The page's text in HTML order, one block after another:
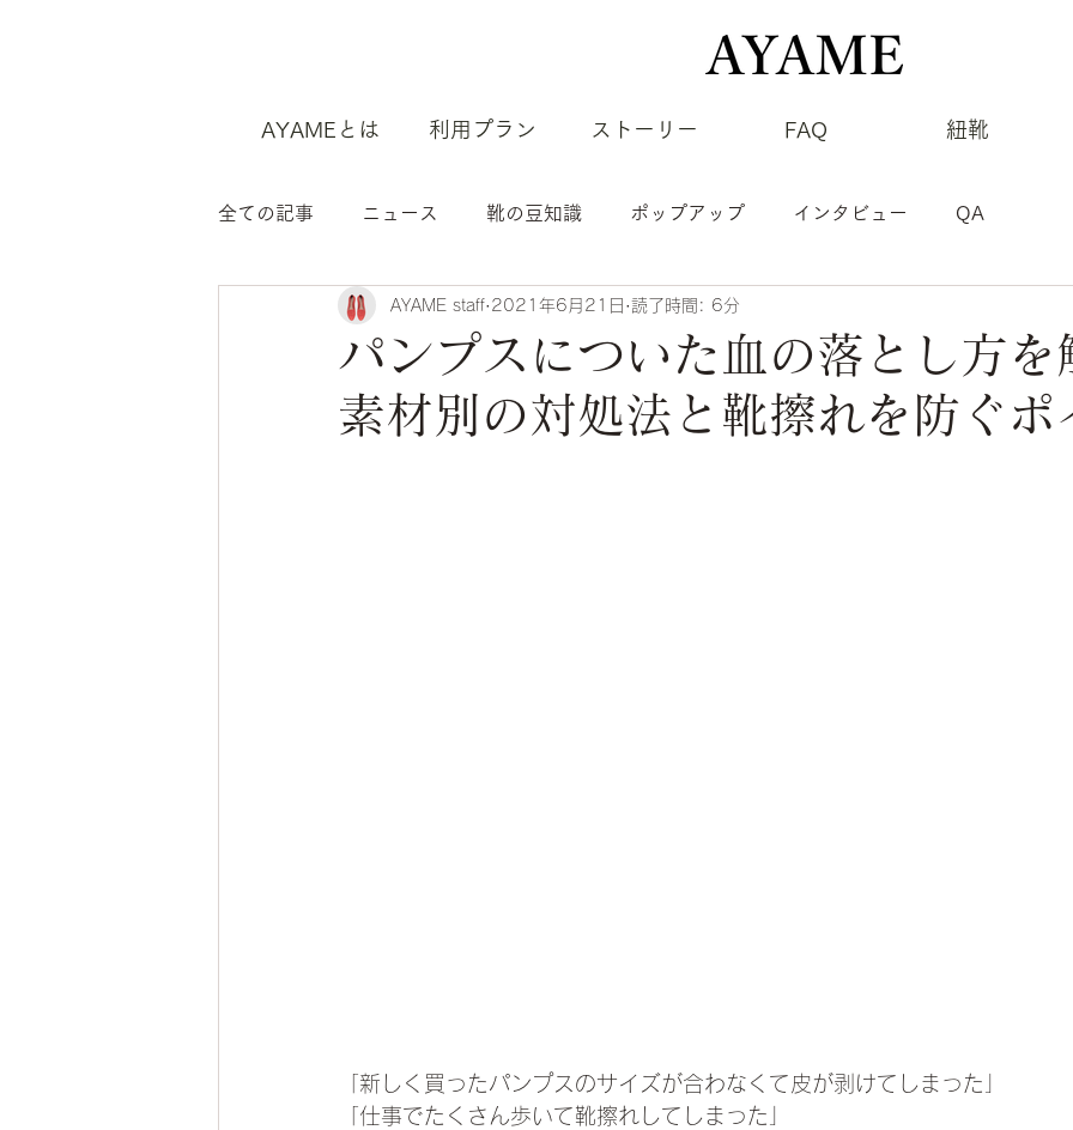
AYAMEとは 利用プラン ストーリー FAQ 紐靴
全ての記事 ニュース 靴の豆知識 ポップアップ インタビュー QA
パンプスについた血の落とし方を
素材別の対処法と靴擦れを防ぐポ
AYAME staff 2021年6月21日 読了時間: 6分
「新しく買ったパンプスのサイズが合わなくて皮が剥けてしまった」
「仕事でたくさん歩いて靴擦れしてしまった」